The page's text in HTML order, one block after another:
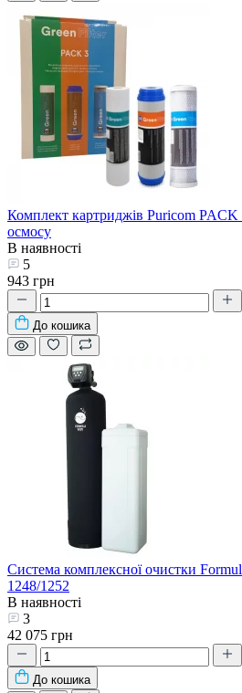
Комплект картриджів Puricom PACK
осмосу
В наявності
5
943 грн
До кошика
Система комплексної очистки
1248/1252
В наявності
3
42 075 грн
До кошика